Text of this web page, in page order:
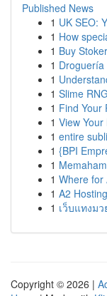
Published News
1 UK SEO:
1 How
1 Buy
1
1
1 Slime
1 Find Your
1 View
1 entire
1 {BPI
1
1 Where for
1 A2
1 เว็บแทงม
Copyright © 2026 |